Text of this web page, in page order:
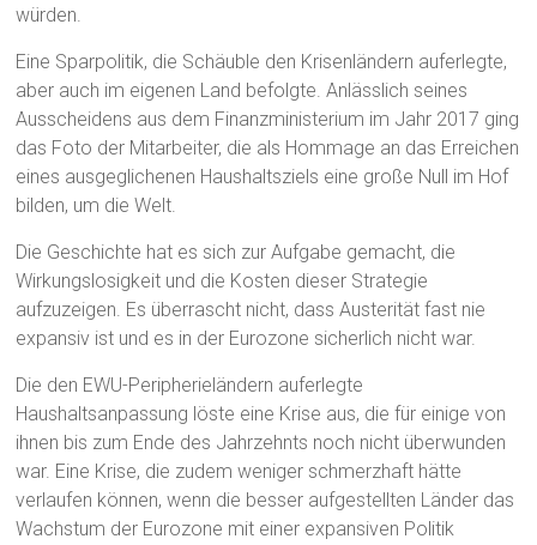
würden.
Eine Sparpolitik, die Schäuble den Krisenländern auferlegte,
aber auch im eigenen Land befolgte. Anlässlich seines
Ausscheidens aus dem Finanzministerium im Jahr 2017 ging
das Foto der Mitarbeiter, die als Hommage an das Erreichen
eines ausgeglichenen Haushaltsziels eine große Null im Hof
bilden, um die Welt.
Die Geschichte hat es sich zur Aufgabe gemacht, die
Wirkungslosigkeit und die Kosten dieser Strategie
aufzuzeigen. Es überrascht nicht, dass Austerität fast nie
expansiv ist und es in der Eurozone sicherlich nicht war.
Die den EWU-Peripherieländern auferlegte
Haushaltsanpassung löste eine Krise aus, die für einige von
ihnen bis zum Ende des Jahrzehnts noch nicht überwunden
war. Eine Krise, die zudem weniger schmerzhaft hätte
verlaufen können, wenn die besser aufgestellten Länder das
Wachstum der Eurozone mit einer expansiven Politik